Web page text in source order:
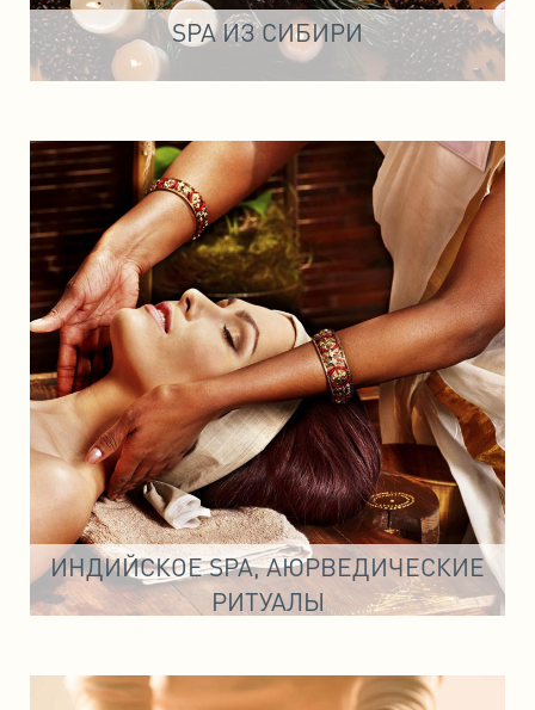
SPA ИЗ СИБИРИ
ИНДИЙСКОЕ SPA, АЮРВЕДИЧЕСКИЕ
РИТУАЛЫ